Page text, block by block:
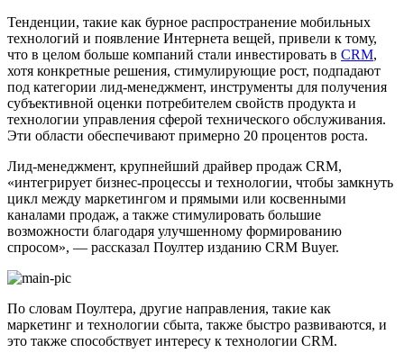
Тенденции, такие как бурное распространение мобильных
технологий и появление Интернета вещей, привели к тому,
что в целом больше компаний стали инвестировать в CRM,
хотя конкретные решения, стимулирующие рост, подпадают
под категории лид-менеджмент, инструменты для получения
субъективной оценки потребителем свойств продукта и
технологии управления сферой технического обслуживания.
Эти области обеспечивают примерно 20 процентов роста.
Лид-менеджмент, крупнейший драйвер продаж CRM,
«интегрирует бизнес-процессы и технологии, чтобы замкнуть
цикл между маркетингом и прямыми или косвенными
каналами продаж, а также стимулировать большие
возможности благодаря улучшенному формированию
спросом», — рассказал Поултер изданию CRM Buyer.
По словам Поултера, другие направления, такие как
маркетинг и технологии сбыта, также быстро развиваются, и
это также способствует интересу к технологии CRM.